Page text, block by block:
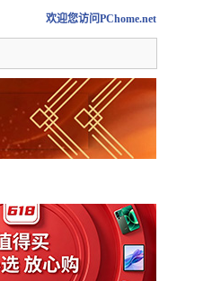
欢迎您访问PChome.net